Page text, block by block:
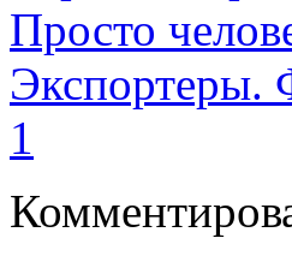
Просто
1